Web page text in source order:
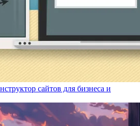
сайтов для бизнеса и